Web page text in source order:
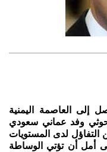
إلى العاصمة اليمنية
وفد عماني سعودي
لدى المستويات
أمل أن تؤتي الوساطة